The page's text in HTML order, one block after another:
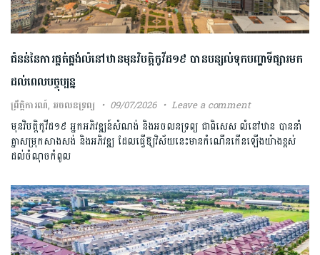
ជំនន់​នៃកា​រផ្គត់ផ្គង់​លំនៅឋានមុន​វិបត្តិកូវីដ១៩​ បានបន្សល់ទុកបញ្ហា​ទីផ្សារមក​
ដល់ពេលបច្ចុប្បន្ន​
ព្រឹត្តិការណ៍, អចលនទ្រព្យ 09/07/2026 Leave a comment
មុន​វិបត្តិ​កូវីដ១៩ អ្នកអភិវឌ្ឍន៍​សំណង់ និងអចលនទ្រព្យ​ ជាពិសេស ​លំនៅឋាន​ បាន​នាំ
គ្នា​សម្រុក​សាងសង់​​ និងអភិវឌ្ឍ ដែលធ្វើឱ្យវិស័យ​នេះ​មានកំណើនកើនឡើងយ៉ាង​ខ្ពស់
ដល់ចំណុច​កំពូល